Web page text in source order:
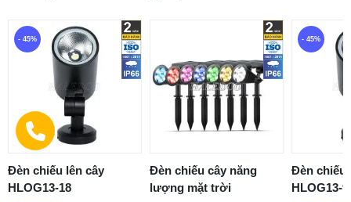
- 45%
Đèn chiếu lên cây
HLOG13-18
Đèn chiếu cây năng
lượng mặt trời
- 45%
Đèn chiếu
HLOG13-